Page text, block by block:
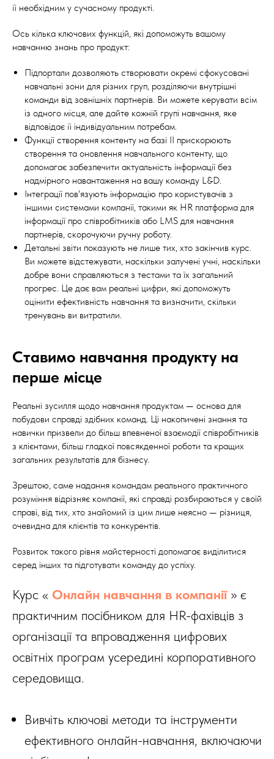
її необхідним у сучасному продукті.
Ось кілька ключових функцій, які допоможуть вашому
навчанню знань про продукт:
Підпортали дозволяють створювати окремі сфокусовані
навчальні зони для різних груп, розділяючи внутрішні
команди від зовнішніх партнерів. Ви можете керувати всім
із одного місця, але дайте кожній групі навчання, яке
відповідає її індивідуальним потребам.
Функції створення контенту на базі ІІ прискорюють
створення та оновлення навчального контенту, що
допомагає забезпечити актуальність інформації без
надмірного навантаження на вашу команду L&D.
Інтеграції пов'язують інформацію про користувачів з
іншими системами компанії, такими як HR платформа для
інформації про співробітників або LMS для навчання
партнерів, скорочуючи ручну роботу.
Детальні звіти показують не лише тих, хто закінчив курс.
Ви можете відстежувати, наскільки залучені учні, наскільки
добре вони справляються з тестами та їх загальний
прогрес. Це дає вам реальні цифри, які допоможуть
оцінити ефективність навчання та визначити, скільки
тренувань ви витратили.
Ставимо навчання продукту на
перше місце
Реальні зусилля щодо навчання продуктам — основа для
побудови справді здібних команд. Ці накопичені знання та
навички призвели до більш впевненої взаємодії співробітників
з клієнтами, більш гладкої повсякденної роботи та кращих
загальних результатів для бізнесу.
Зрештою, саме надання командам реального практичного
розуміння відрізняє компанії, які справді розбираються у своїй
справі, від тих, хто знайомий із цим лише неясно — різниця,
очевидна для клієнтів та конкурентів.
Розвиток такого рівня майстерності допомагає виділитися
серед інших та підготувати команду до успіху.
Курс « Онлайн навчання в компанії» є
практичним посібником для HR-фахівців з
організації та впровадження цифрових
освітніх програм усередині корпоративного
середовища.
Вивчіть ключові методи та інструменти
ефективного онлайн-навчання, включаючи